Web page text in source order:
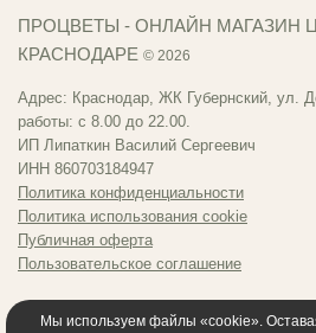
ПРОЦВЕТЫ - ОНЛАЙН МАГАЗИН
КРАСНОДАРЕ © 2026
Адрес: Краснодар, ЖК Губернский, ул.
работы: с 8.00 до 22.00.
ИП Липаткин Василий Сергеевич
ИНН 860703184947
Политика конфиденциальности
Политика использования cookie
Публичная оферта
Пользовательское соглашение
Мы используем файлы «cookie».